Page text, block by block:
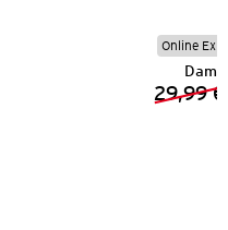
Online
29,99 €